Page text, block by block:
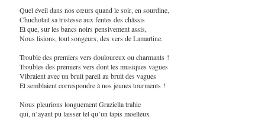
Quel éveil dans nos cœurs quand le soir, en sourdine,
Chuchotait sa tristesse aux fentes des châssis
Et que, sur les bancs noirs pensivement assis,
Nous lisions, tout songeurs, des vers de Lamartine.
Trouble des premiers vers douloureux ou charmants !
Troubles des premiers vers dont les musiques vagues
Vibraient avec un bruit pareil au bruit des vagues
Et semblaient correspondre à nos jeunes tourments !
Nous pleurions longuement Graziella trahie
qui, n’ayant pu laisser tel qu’un tapis moelleux